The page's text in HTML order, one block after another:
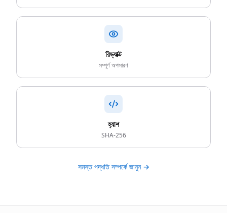
রিড্যাক্ট
সম্পূর্ণ অপসারণ
হ্যাশ
SHA-256
সমস্ত পদ্ধতি সম্পর্কে জানুন →